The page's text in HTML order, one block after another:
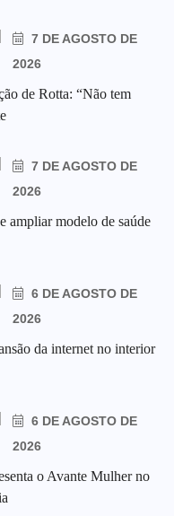
7 DE AGOSTO DE
2026
de Rotta: “Não tem
7 DE AGOSTO DE
2026
ampliar modelo de saúde
6 DE AGOSTO DE
2026
da internet no interior
6 DE AGOSTO DE
2026
o Avante Mulher no